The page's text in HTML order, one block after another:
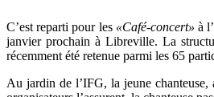
C’est reparti pour les «Café-concert» à
janvier prochain à Libreville. La
récemment été retenue parmi les 65
Au jardin de l’IFG, la jeune chanteuse,